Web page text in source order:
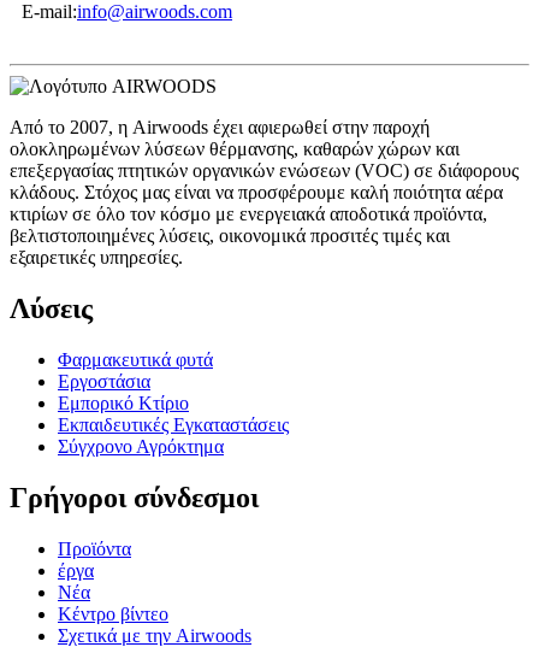
E-mail:info@airwoods.com
Από το 2007, η Airwoods έχει αφιερωθεί στην παροχή
ολοκληρωμένων λύσεων θέρμανσης, καθαρών χώρων και
επεξεργασίας πτητικών οργανικών ενώσεων (VOC) σε διάφορους
κλάδους. Στόχος μας είναι να προσφέρουμε καλή ποιότητα αέρα
κτιρίων σε όλο τον κόσμο με ενεργειακά αποδοτικά προϊόντα,
βελτιστοποιημένες λύσεις, οικονομικά προσιτές τιμές και
εξαιρετικές υπηρεσίες.
Λύσεις
Φαρμακευτικά φυτά
Εργοστάσια
Εμπορικό Κτίριο
Εκπαιδευτικές Εγκαταστάσεις
Σύγχρονο Αγρόκτημα
Γρήγοροι σύνδεσμοι
Προϊόντα
έργα
Νέα
Κέντρο βίντεο
Σχετικά με την Airwoods